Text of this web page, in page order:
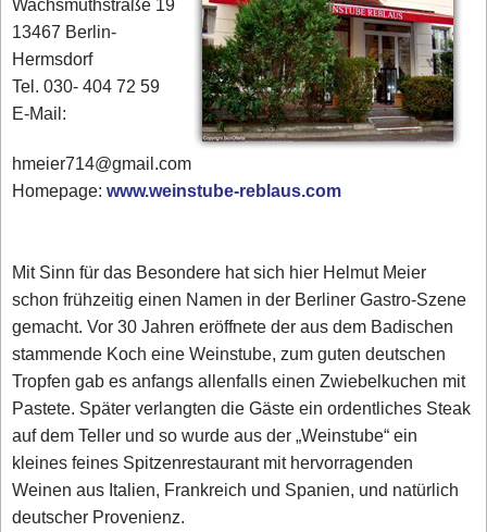
13467 Berlin-
Hermsdorf
Tel. 030- 404 72 59
E-Mail:
hmeier714@gmail.com
Homepage:www.weinstube-reblaus.com
Mit Sinn für das Besondere hat sich hier Helmut Meier
schon frühzeitig einen Namen in der Berliner Gastro-Szene
gemacht. Vor 30 Jahren eröffnete der aus dem Badischen
stammende Koch eine Weinstube, zum guten deutschen
Tropfen gab es anfangs allenfalls einen Zwiebelkuchen mit
Pastete. Später verlangten die Gäste ein ordentliches Steak
auf dem Teller und so wurde aus der „Weinstube“ ein
kleines feines Spitzenrestaurant mit hervorragenden
Weinen aus Italien, Frankreich und Spanien, und natürlich
deutscher Provenienz.